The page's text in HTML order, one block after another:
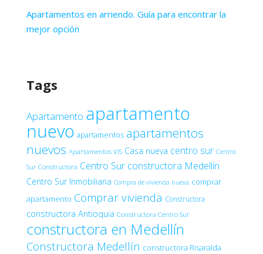
Apartamentos en arriendo. Guía para encontrar la
mejor opción
Tags
Apartamento apartamento
nuevo apartamentos apartamentos
nuevos Apartamentos VIS Casa nueva centro sur Centro
Sur Constructora Centro Sur constructora Medellín
Centro Sur Inmobiliaria Compra de vivienda nueva comprar
apartamento Comprar vivienda Constructora
constructora Antioquia Constructora Centro Sur
constructora en Medellín
Constructora Medellín constructora Risaralda